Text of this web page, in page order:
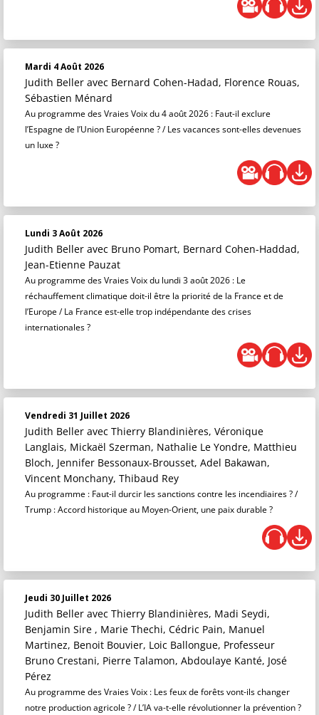
Mardi 4 Août 2026
Judith Beller avec Bernard Cohen-Hadad, Florence Rouas,
Sébastien Ménard
Au programme des Vraies Voix du 4 août 2026 : Faut-il exclure
l’Espagne de l’Union Européenne ? / Les vacances sont-elles devenues
un luxe ?
Lundi 3 Août 2026
Judith Beller avec Bruno Pomart, Bernard Cohen-Haddad,
Jean-Etienne Pauzat
Au programme des Vraies Voix du lundi 3 août 2026 : Le
réchauffement climatique doit-il être la priorité de la France et de
l’Europe / La France est-elle trop indépendante des crises
internationales ?
Vendredi 31 Juillet 2026
Judith Beller avec Thierry Blandinières, Véronique
Langlais, Mickaël Szerman, Nathalie Le Yondre, Matthieu
Bloch, Jennifer Bessonaux-Brousset, Adel Bakawan,
Vincent Monchany, Thibaud Rey
Au programme : Faut-il durcir les sanctions contre les incendiaires ? /
Trump : Accord historique au Moyen-Orient, une paix durable ?
Jeudi 30 Juillet 2026
Judith Beller avec Thierry Blandinières, Madi Seydi,
Benjamin Sire , Marie Thechi, Cédric Pain, Manuel
Martinez, Benoit Bouvier, Loic Ballongue, Professeur
Bruno Crestani, Pierre Talamon, Abdoulaye Kanté, José
Pérez
Au programme des Vraies Voix : Les feux de forêts vont-ils changer
notre production agricole ? / L’IA va-t-elle révolutionner la prévention ?